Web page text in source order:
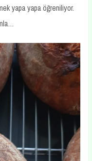
yapa yapa öğreniliyor.